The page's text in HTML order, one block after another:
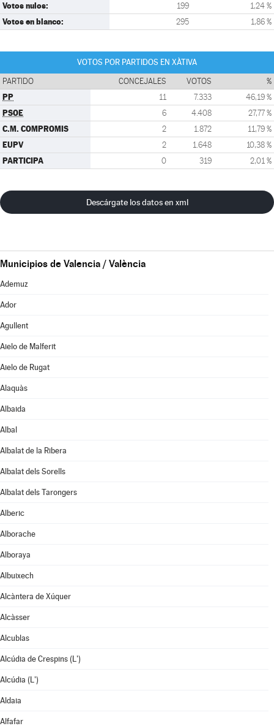
Votos nulos: 199 1,24 %
Votos en blanco: 295 1,86 %
VOTOS POR PARTIDOS EN XÀTIVA
PARTIDO CONCEJALES VOTOS %
PP 11 7.333 46,19 %
PSOE 6 4.408 27,77 %
C.M. COMPROMIS 2 1.872 11,79 %
EUPV 2 1.648 10,38 %
PARTICIPA 0 319 2,01 %
Descárgate los datos en xml
Municipios de Valencia / València
Ademuz
Ador
Agullent
Aielo de Malferit
Aielo de Rugat
Alaquàs
Albaida
Albal
Albalat de la Ribera
Albalat dels Sorells
Albalat dels Tarongers
Alberic
Alborache
Alboraya
Albuixech
Alcàntera de Xúquer
Alcàsser
Alcublas
Alcúdia de Crespins (L')
Alcúdia (L')
Aldaia
Alfafar